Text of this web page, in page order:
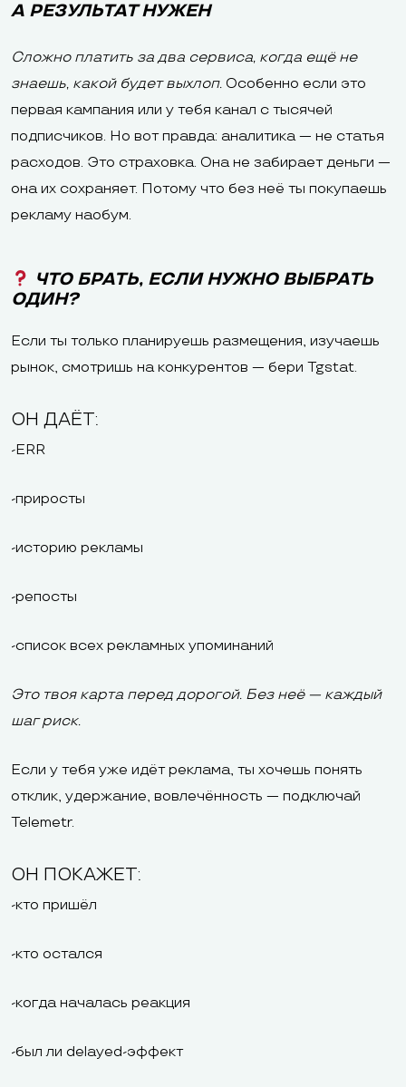
А РЕЗУЛЬТАТ НУЖЕН
Сложно платить за два сервиса, когда ещё не
знаешь, какой будет выхлоп. Особенно если это
первая кампания или у тебя канал с тысячей
подписчиков. Но вот правда: аналитика — не статья
расходов. Это страховка. Она не забирает деньги —
она их сохраняет. Потому что без неё ты покупаешь
рекламу наобум.
ЧТО БРАТЬ, ЕСЛИ НУЖНО ВЫБРАТЬ
ОДИН?
Если ты только планируешь размещения, изучаешь
рынок, смотришь на конкурентов — бери Tgstat.
ОН ДАЁТ:
-ERR
-приросты
-историю рекламы
-репосты
-список всех рекламных упоминаний
Это твоя карта перед дорогой. Без неё — каждый
шаг риск.
Если у тебя уже идёт реклама, ты хочешь понять
отклик, удержание, вовлечённость — подключай
Telemetr.
ОН ПОКАЖЕТ:
-кто пришёл
-кто остался
-когда началась реакция
-был ли delayed-эффект